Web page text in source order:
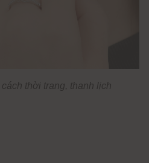
thời trang, thanh lịch